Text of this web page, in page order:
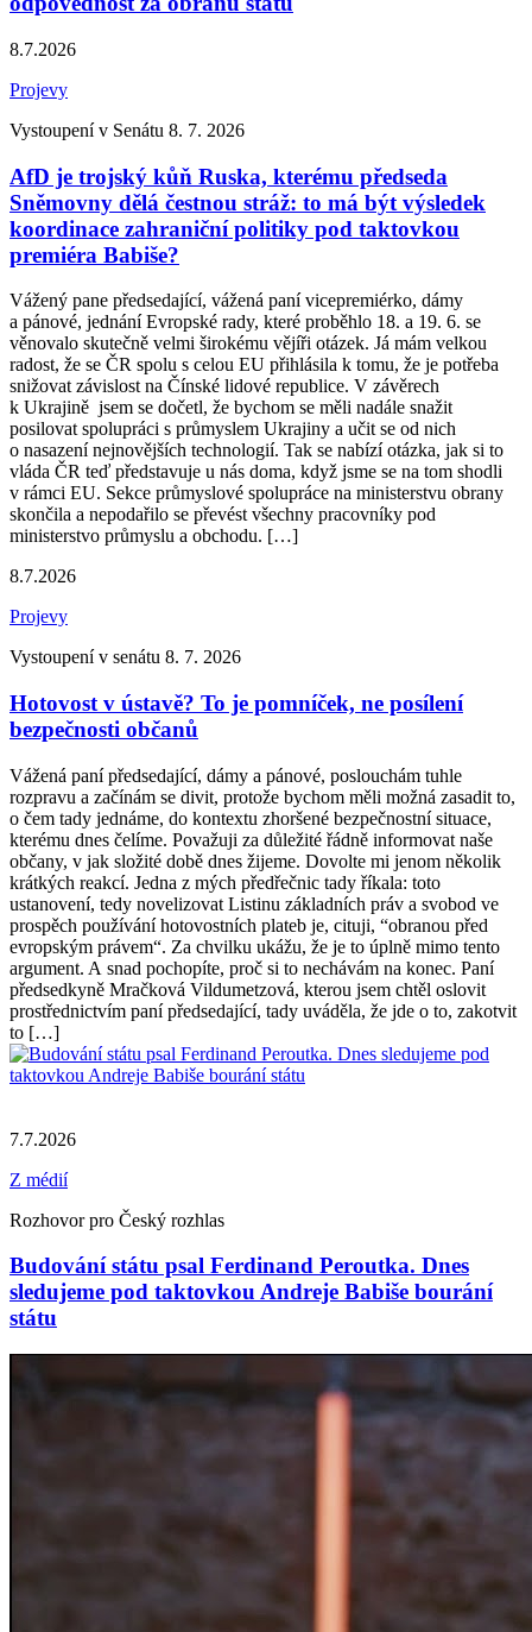
8.7.2026
Projevy
Vystoupení v Senátu 8. 7. 2026
AfD je trojský kůň Ruska, kterému předseda
Sněmovny dělá čestnou stráž: to má být výsledek
koordinace zahraniční politiky pod taktovkou
premiéra Babiše?
Vážený pane předsedající, vážená paní vicepremiérko, dámy
a pánové, jednání Evropské rady, které proběhlo 18. a 19. 6. se
věnovalo skutečně velmi širokému vějíři otázek. Já mám velkou
radost, že se ČR spolu s celou EU přihlásila k tomu, že je potřeba
snižovat závislost na Čínské lidové republice. V závěrech
k Ukrajině jsem se dočetl, že bychom se měli nadále snažit
posilovat spolupráci s průmyslem Ukrajiny a učit se od nich
o nasazení nejnovějších technologií. Tak se nabízí otázka, jak si to
vláda ČR teď představuje u nás doma, když jsme se na tom shodli
v rámci EU. Sekce průmyslové spolupráce na ministerstvu obrany
skončila a nepodařilo se převést všechny pracovníky pod
ministerstvo průmyslu a obchodu. […]
8.7.2026
Projevy
Vystoupení v senátu 8. 7. 2026
Hotovost v ústavě? To je pomníček, ne posílení
bezpečnosti občanů
Vážená paní předsedající, dámy a pánové, poslouchám tuhle
rozpravu a začínám se divit, protože bychom měli možná zasadit to,
o čem tady jednáme, do kontextu zhoršené bezpečnostní situace,
kterému dnes čelíme. Považuji za důležité řádně informovat naše
občany, v jak složité době dnes žijeme. Dovolte mi jenom několik
krátkých reakcí. Jedna z mých předřečnic tady říkala: toto
ustanovení, tedy novelizovat Listinu základních práv a svobod ve
prospěch používání hotovostních plateb je, cituji, “obranou před
evropským právem“. Za chvilku ukážu, že je to úplně mimo tento
argument. A snad pochopíte, proč si to nechávám na konec. Paní
předsedkyně Mračková Vildumetzová, kterou jsem chtěl oslovit
prostřednictvím paní předsedající, tady uváděla, že jde o to, zakotvit
to […]
7.7.2026
Z médií
Rozhovor pro Český rozhlas
Budování státu psal Ferdinand Peroutka. Dnes
sledujeme pod taktovkou Andreje Babiše bourání
státu